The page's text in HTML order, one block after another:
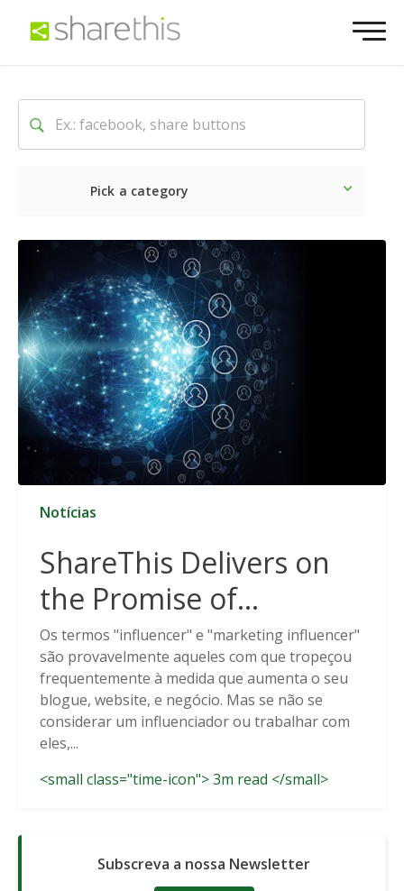
Pick a category
O mais recente Social
Notícias
ShareThis Delivers on
the Promise of
Cookieless Data
Solutions
Os termos "influencer" e "marketing influencer"
são provavelmente aqueles com que tropeçou
frequentemente à medida que aumenta o seu
blogue, website, e negócio. Mas se não se
considerar um influenciador ou trabalhar com
eles,...
<small class="time-icon"> 3m read </small>
Subscreva a nossa Newsletter